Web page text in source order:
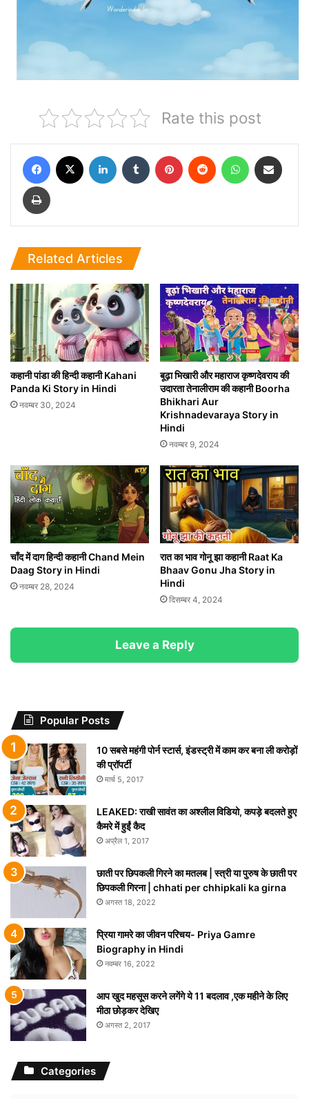
Rate this post
Facebook LinkedIn Tumblr Pinterest Reddit WhatsApp
Print
Related Articles
कहानी पांडा की हिन्दी कहानी Kahani
Panda Ki Story in Hindi
नवम्बर 30, 2024
बूढ़ा भिखारी और महाराज कृष्णदेवराय की
उदारता तेनालीराम की कहानी Boorha
Bhikhari Aur
Krishnadevaraya Story in
Hindi
नवम्बर 9, 2024
चाँद में दाग हिन्दी कहानी Chand Mein
Daag Story in Hindi
नवम्बर 28, 2024
रात का भाव गोनू झा कहानी Raat Ka
Bhaav Gonu Jha Story in
Hindi
दिसम्बर 4, 2024
Leave a Reply
Popular Posts
10 सबसे महंगी पोर्न स्टार्स, इंडस्ट्री में काम कर बना ली करोड़ों
की प्रॉपर्टी
मार्च 5, 2017
LEAKED: राखी सावंत का अश्लील विडियो, कपड़े बदलते हुए
कैमरे में हुईं कैद
अप्रैल 1, 2017
छाती पर छिपकली गिरने का मतलब | स्त्री या पुरुष के छाती पर
छिपकली गिरना | chhati per chhipkali ka girna
अगस्त 18, 2022
प्रिया गामरे का जीवन परिचय- Priya Gamre
Biography in Hindi
नवम्बर 16, 2022
आप खुद महसूस करने लगेंगे ये 11 बदलाव ,एक महीने के लिए
मीठा छोड़कर देखिए
अगस्त 2, 2017
Categories